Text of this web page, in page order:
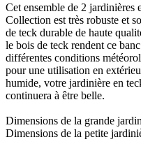
Cet ensemble de 2 jardinières
Collection est très robuste et
de teck durable de haute
le bois de teck rendent ce
différentes conditions
pour une utilisation en
humide, votre jardinière en
continuera à être belle.
Dimensions de la grande
Dimensions de la petite